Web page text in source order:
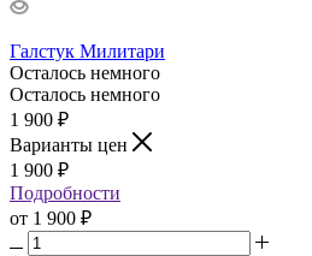
Галстук Милитари
Осталось немного
Осталось немного
1 900 ₽
Варианты цен
1 900 ₽
Подробности
от 1 900 ₽